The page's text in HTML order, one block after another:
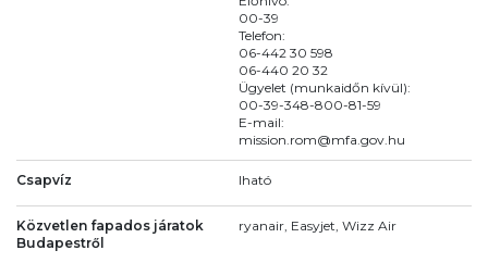
00-39
Telefon:
06-442 30 598
06-440 20 32
Ügyelet (munkaidőn kívül):
00-39-348-800-81-59
E-mail:
mission.rom@mfa.gov.hu
Csapvíz Iható
Közvetlen fapados járatok
Budapestről
ryanair, Easyjet, Wizz Air